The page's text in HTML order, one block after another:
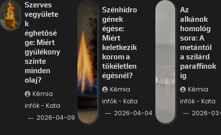
Szerves
vegyülete
k
éghetősé
ge: Miért
gyúlékony
szinte
minden
olaj?
Kémia
infók - Kata
2026-04-09
Szénhidro
gének
égése:
Miért
keletkezik
korom a
tökéletlen
égésnél?
Kémia
infók - Kata
2026-04-04
Az
alkánok
homológ
sora: A
metántól
a szilárd
paraffinok
ig
Kémia
infók - Kata
2026-